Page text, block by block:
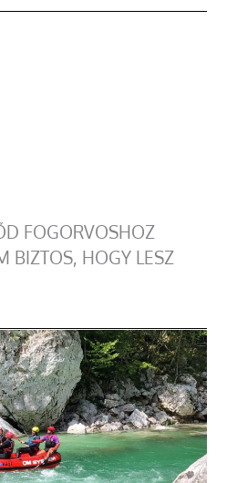
FOGORVOSHOZ
BIZTOS, HOGY LESZ